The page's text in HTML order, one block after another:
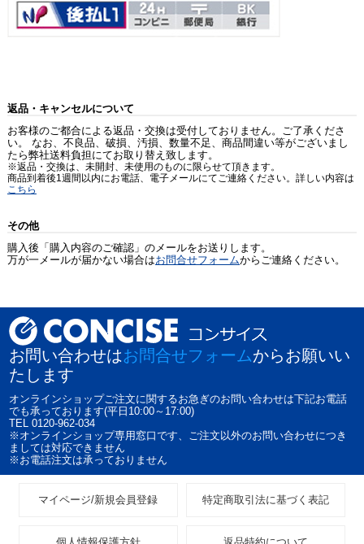
返品・キャンセルについて
お客様のご都合による返品・交換は受付しておりません。ご了承くださ
い。 なお、不良品、破損、汚損、数量不足、商品間違い等がございまし
たら弊社送料負担にてお取り替え致します。
※返品・交換は、未開封、未使用のものに限らせて頂きます。
商品到着後1週間以内にお電話、電子メールにてご連絡ください。詳しい内容は
こちら
その他
購入後「購入内容のご確認」のメールをお送りします。
万が一メールが届かない場合はお問合せフォームからご連絡ください。
お問い合わせはお問合せフォームからお願いい
たします
オンラインショップご注文に関するお急ぎのお問い合わせは下記お電話
でも承っております(平日10:00～17:00)
TEL 0120-962-034
※オンラインショップ専用窓口です、ご注文以外のお問い合わせにつき
ましては対応できません
※お電話注文は承っておりません
マイページ/新規会員登録 特定商取引法に基づく表記